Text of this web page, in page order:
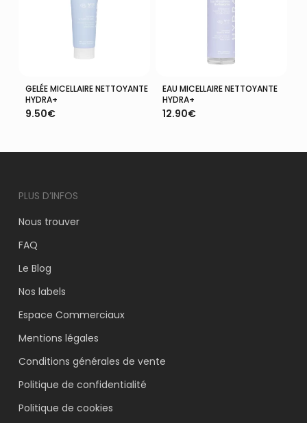
Ajouter Au Panier
GELÉE MICELLAIRE NETTOYANTE
HYDRA+
9.50€
Ajouter Au Panier
EAU MICELLAIRE NETTOYANTE
HYDRA+
12.90€
PLUS D’INFOS
Nous trouver
FAQ
Le Blog
Nos labels
Espace Commerciaux
Mentions légales
Conditions générales de vente
Politique de confidentialité
Politique de cookies